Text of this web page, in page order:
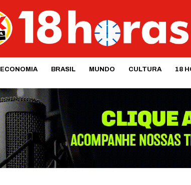
ECONOMIA BRASIL MUNDO CULTURA 18